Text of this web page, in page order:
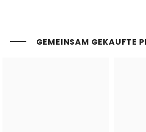
GEMEINSAM GEKAUFTE